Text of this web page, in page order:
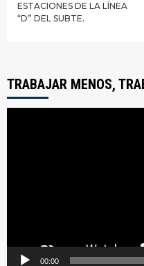
ESTACIONES DE LA LÍNEA
“D” DEL SUBTE.
TRABAJAR MENOS,
00:00